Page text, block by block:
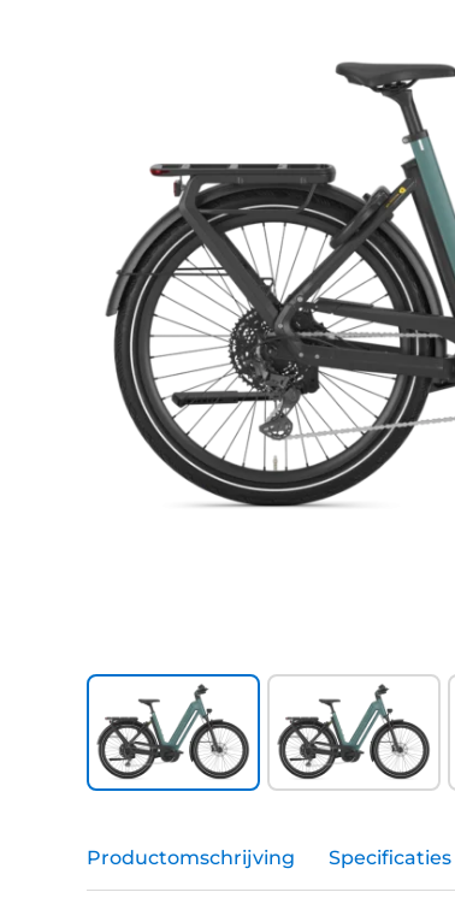
Productomschrijving Specificaties